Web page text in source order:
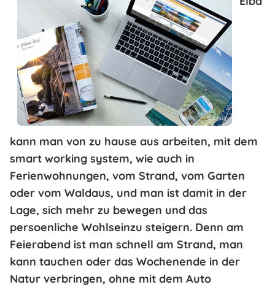
kann man von zu hause aus arbeiten, mit dem
smart working system, wie auch in
Ferienwohnungen, vom Strand, vom Garten
oder vom Waldaus, und man ist damit in der
Lage, sich mehr zu bewegen und das
persoenliche Wohlseinzu steigern. Denn am
Feierabend ist man schnell am Strand, man
kann tauchen oder das Wochenende in der
Natur verbringen, ohne mit dem Auto